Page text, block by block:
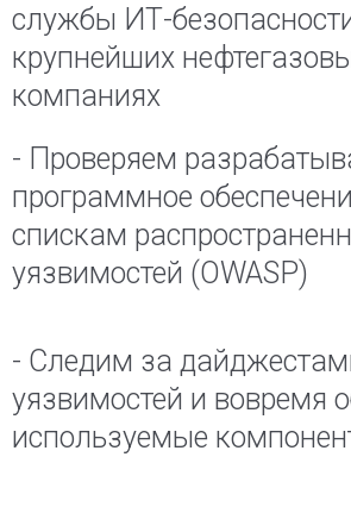
службы ИТ-
крупнейших
компаниях
- Проверяем
программное
спискам
уязвимостей (OWASP)
- Следим за
уязвимостей и вовремя
используемые